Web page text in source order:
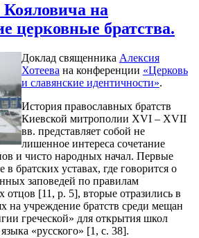
на
церковные братства.
Доклад священника Алексия
Хотеева на конференции «Церковь
и славянские идентичности».
История православных братств
Киевской митрополии XVI – XVII
вв. представляет собой не
лишенное интереса сочетание
и чисто народных начал. Первые
братских уставах, где говорится о
заповедей по правилам
отцов [11, p. 5], вторые отразились в
на учреждение братств среди мещан
греческой» для открытия школ
«русского» [1, с. 38].